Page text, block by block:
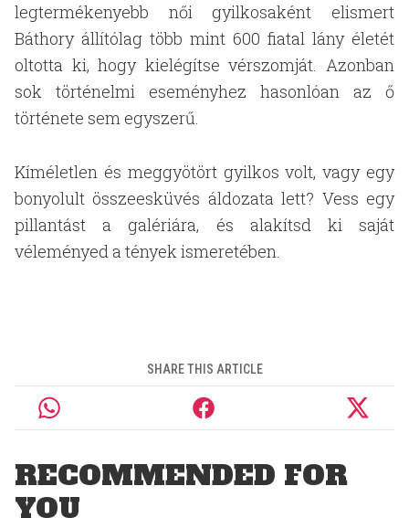
legtermékenyebb női gyilkosaként elismert
Báthory állítólag több mint 600 fiatal lány életét
oltotta ki, hogy kielégítse vérszomját. Azonban
sok történelmi eseményhez hasonlóan az ő
története sem egyszerű.
Kíméletlen és meggyötört gyilkos volt, vagy egy
bonyolult összeesküvés áldozata lett? Vess egy
pillantást a galériára, és alakítsd ki saját
véleményed a tények ismeretében.
SHARE THIS ARTICLE
RECOMMENDED FOR
YOU